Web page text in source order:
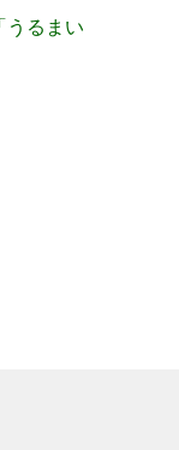
うるまい